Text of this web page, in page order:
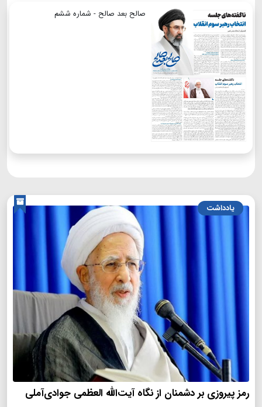
صالح بعد صالح - شماره ششم
یادداشت
رمز پیروزی بر دشمنان از نگاه آیت‌الله العظمی جوادی‌آملی